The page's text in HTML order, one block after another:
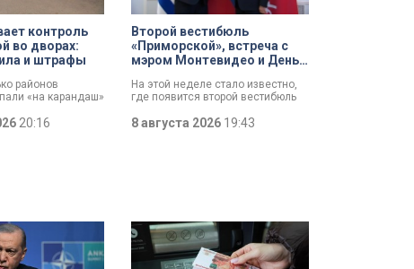
контроль
во дворах:
и штрафы
районов
«на карандаш»
За два
только по
20:16
Второй вестибюль
«Приморской», встреча с
мэром Монтевидео и День
недели губернатора
На этой неделе стало известно,
где появится второй вестибюль
Смольный выбрал место и
согласовал проект планировки.
8 августа 2026 19:43